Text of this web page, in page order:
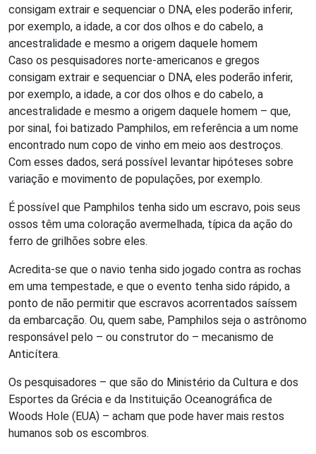
consigam extrair e sequenciar o DNA, eles poderão inferir,
por exemplo, a idade, a cor dos olhos e do cabelo, a
ancestralidade e mesmo a origem daquele homem
Caso os pesquisadores norte-americanos e gregos
consigam extrair e sequenciar o DNA, eles poderão inferir,
por exemplo, a idade, a cor dos olhos e do cabelo, a
ancestralidade e mesmo a origem daquele homem – que,
por sinal, foi batizado Pamphilos, em referência a um nome
encontrado num copo de vinho em meio aos destroços.
Com esses dados, será possível levantar hipóteses sobre
variação e movimento de populações, por exemplo.
É possível que Pamphilos tenha sido um escravo, pois seus
ossos têm uma coloração avermelhada, típica da ação do
ferro de grilhões sobre eles.
Acredita-se que o navio tenha sido jogado contra as rochas
em uma tempestade, e que o evento tenha sido rápido, a
ponto de não permitir que escravos acorrentados saíssem
da embarcação. Ou, quem sabe, Pamphilos seja o astrônomo
responsável pelo – ou construtor do – mecanismo de
Anticítera.
Os pesquisadores – que são do Ministério da Cultura e dos
Esportes da Grécia e da Instituição Oceanográfica de
Woods Hole (EUA) – acham que pode haver mais restos
humanos sob os escombros.